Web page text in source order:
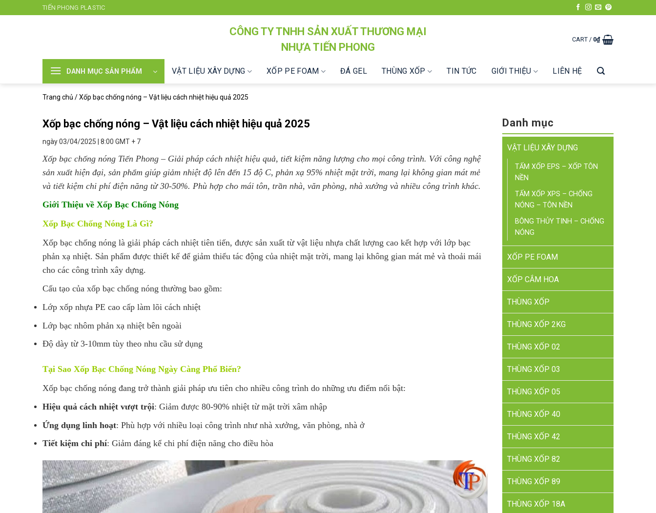
đến
TIẾN PHONG PLASTIC
CÔNG TY TNHH SẢN XUẤT THƯƠNG MẠI
NHỰA TIẾN PHONG
CART / 0₫
DANH MỤC SẢN PHẨM VẬT LIỆU XÂY DỰNG XỐP PE FOAM ĐÁ GEL THÙNG XỐP TIN TỨC GIỚI THIỆU LIÊN HỆ
Trang chủ /Xốp bạc chống nóng – Vật liệu cách nhiệt hiệu quả 2025
Xốp bạc chống nóng – Vật liệu cách nhiệt hiệu quả 2025
ngày 03/04/2025 | 8:00 GMT + 7
Xốp bạc chống nóng Tiến Phong – Giải pháp cách nhiệt hiệu quả, tiết kiệm năng lượng cho mọi công trình. Với công nghệ
sản xuất hiện đại, sản phẩm giúp giảm nhiệt độ lên đến 15 độ C, phản xạ 95% nhiệt mặt trời, mang lại không gian mát mẻ
và tiết kiệm chi phí điện năng từ 30-50%. Phù hợp cho mái tôn, trần nhà, văn phòng, nhà xưởng và nhiều công trình khác.
Giới Thiệu về Xốp Bạc Chống Nóng
Xốp Bạc Chống Nóng Là Gì?
Xốp bạc chống nóng là giải pháp cách nhiệt tiên tiến, được sản xuất từ vật liệu nhựa chất lượng cao kết hợp với lớp bạc
phản xạ nhiệt. Sản phẩm được thiết kế để giảm thiểu tác động của nhiệt mặt trời, mang lại không gian mát mẻ và thoải mái
cho các công trình xây dựng.
Cấu tạo của xốp bạc chống nóng thường bao gồm:
Lớp xốp nhựa PE cao cấp làm lõi cách nhiệt
Lớp bạc nhôm phản xạ nhiệt bên ngoài
Độ dày từ 3-10mm tùy theo nhu cầu sử dụng
Tại Sao Xốp Bạc Chống Nóng Ngày Càng Phổ Biến?
Xốp bạc chống nóng đang trở thành giải pháp ưu tiên cho nhiều công trình do những ưu điểm nổi bật:
Hiệu quả cách nhiệt vượt trội: Giảm được 80-90% nhiệt từ mặt trời xâm nhập
Ứng dụng linh hoạt: Phù hợp với nhiều loại công trình như nhà xưởng, văn phòng, nhà ở
Tiết kiệm chi phí: Giảm đáng kể chi phí điện năng cho điều hòa
Danh mục
VẬT LIỆU XÂY DỰNG
TẤM XỐP EPS – XỐP TÔN
NỀN
TẤM XỐP XPS – CHỐNG
NÓNG – TÔN NỀN
BÔNG THỦY TINH – CHỐNG
NÓNG
XỐP PE FOAM
XỐP CẮM HOA
THÙNG XỐP
THÙNG XỐP 2KG
THÙNG XỐP 02
THÙNG XỐP 03
THÙNG XỐP 05
THÙNG XỐP 40
THÙNG XỐP 42
THÙNG XỐP 82
THÙNG XỐP 89
THÙNG XỐP 18A